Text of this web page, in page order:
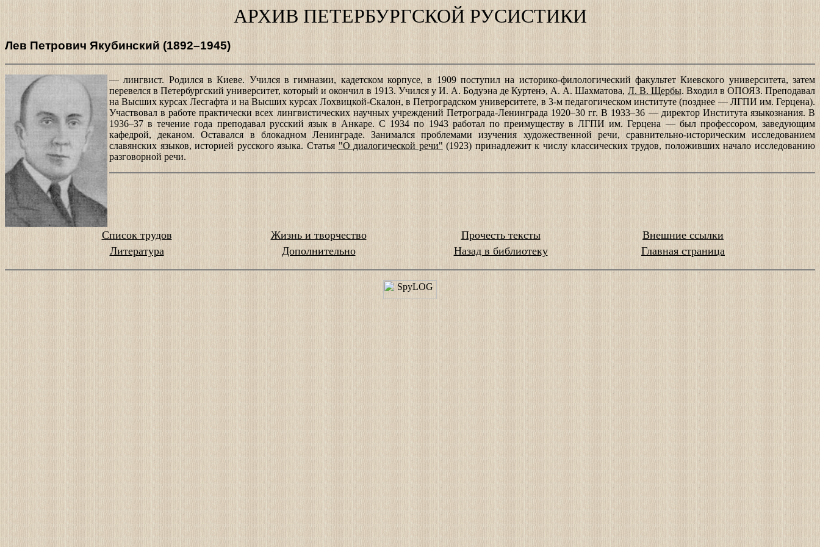
АРХИВ ПЕТЕРБУРГСКОЙ РУСИСТИКИ
Лев Петрович Якубинский (1892–1945)
— лингвист. Родился в Киеве. Учился в гимназии, кадетском корпусе, в 1909 поступил на историко-филологический факультет Киевского университета, затем
перевелся в Петербургский университет, который и окончил в 1913. Учился у И. А. Бодуэна де Куртенэ, А. А. Шахматова, Л. В. Щербы. Входил в ОПОЯЗ. Преподавал
на Высших курсах Лесгафта и на Высших курсах Лохвицкой-Скалон, в Петроградском университете, в 3-м педагогическом институте (позднее — ЛГПИ им. Герцена).
Участвовал в работе практически всех лингвистических научных учреждений Петрограда-Ленинграда 1920–30 гг. В 1933–36 — директор Института языкознания. В
1936–37 в течение года преподавал русский язык в Анкаре. С 1934 по 1943 работал по преимуществу в ЛГПИ им. Герцена — был профессором, заведующим
кафедрой, деканом. Оставался в блокадном Ленинграде. Занимался проблемами изучения художественной речи, сравнительно-историческим исследованием
славянских языков, историей русского языка. Статья "О диалогической речи" (1923) принадлежит к числу классических трудов, положивших начало исследованию
разговорной речи.
Список трудов Жизнь и творчество Прочесть тексты
Внешние ссылки
Литература
Дополнительно Назад в библиотеку Главная страница